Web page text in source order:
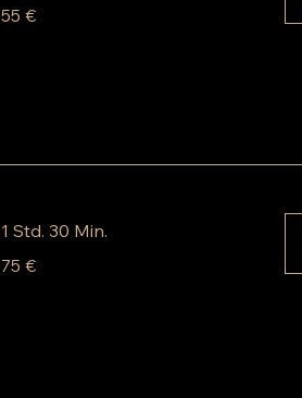
Euro
55 €
1 Std. 30 Min.
Euro
75 €